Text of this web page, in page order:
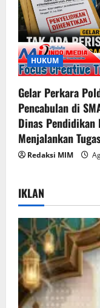
HUKUM
Gelar Perkara
Pencabulan di
Dinas Pendidikan
Menjalankan
Redaksi MIM
IKLAN